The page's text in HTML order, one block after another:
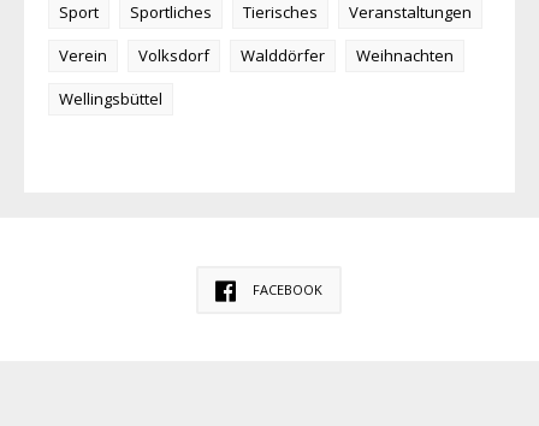
Sport
Sportliches Tierisches
Veranstaltungen
Verein
Volksdorf Walddörfer
Weihnachten
Wellingsbüttel
FACEBOOK